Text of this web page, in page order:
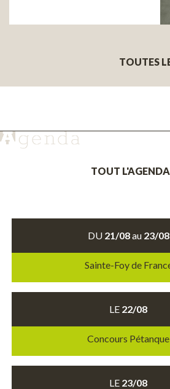
TOUTES
TOUT L'AGENDA
DU 21/08au 23/08
Sainte-Foy de
LE 22/08
Concours Pétanque
LE 23/08